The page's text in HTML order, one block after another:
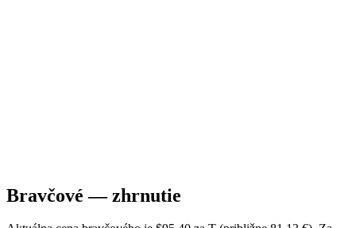
Bravčové — zhrnutie